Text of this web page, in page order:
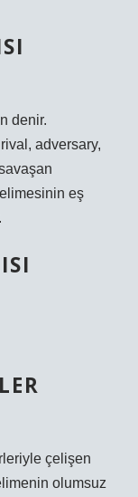
denir.
adversary,
eş
çelişen
olumsuz